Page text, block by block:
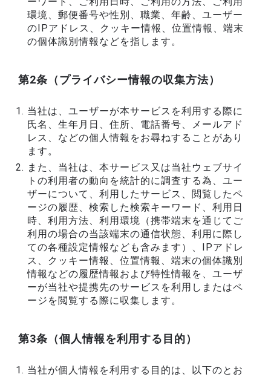
環境、郵便番号や性別、職業、年齢、ユーザー
のIPアドレス、クッキー情報、位置情報、端末
の個体識別情報などを指します。
第2条（プライバシー情報の収集方法）
当社は、ユーザーが本サービスを利用する際に
氏名、生年月日、住所、電話番号、メールアド
レス、などの個人情報をお尋ねすることがあり
ます。
また、当社は、本サービス又は当社ウェブサイ
トの利用者の動向を統計的に調査する為、ユー
ザーについて、利用したサービス、閲覧したペ
ージの履歴、検索した検索キーワード、利用日
時、利用方法、利用環境（携帯端末を通じてご
利用の場合の当該端末の通信状態、利用に際し
ての各種設定情報なども含みます）、IPアドレ
ス、クッキー情報、位置情報、端末の個体識別
情報などの履歴情報および特性情報を、ユーザ
ーが当社や提携先のサービスを利用しまたはペ
ージを閲覧する際に収集します。
第3条（個人情報を利用する目的）
当社が個人情報を利用する目的は、以下のとお